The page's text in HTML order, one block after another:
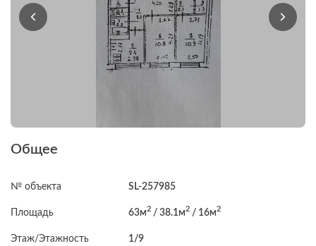
Общее
№ объекта SL-257985
Площадь 63м2 / 38.1м2 / 16м2
Этаж/Этажность 1/9